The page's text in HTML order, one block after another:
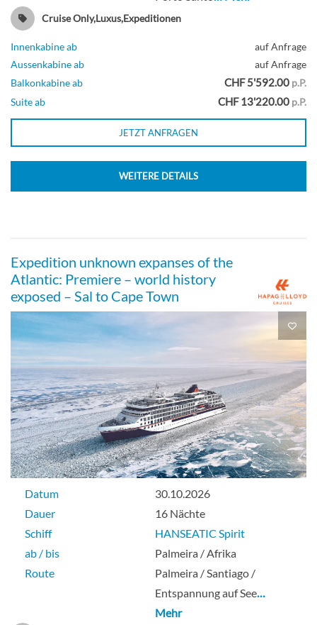
Guarantee Balcony Cabin-[S08]
Balkonkabine
Guarantee Outside Cabin-[SAP]
Aussenkabine
Guarantee Balcony Cabin-[SB]
Balkonkabine
Guarantee Balcony Cabin-[SF]
Cruise Only,Luxus,Expeditionen
Innenkabine ab
auf Anfrage
Aussenkabine ab
auf Anfrage
Balkonkabine ab
CHF 5'592.00 p.P.
Suite ab
CHF 13'220.00 p.P.
JETZT ANFRAGEN
WEITERE DETAILS
Expedition unknown expanses of the
Atlantic: Premiere – world history
exposed – Sal to Cape Town
Datum
30.10.2026
Dauer
16 Nächte
Schiff
HANSEATIC Spirit
ab / bis
Palmeira / Afrika
Route
Palmeira / Santiago /
Entspannung auf See…
Mehr